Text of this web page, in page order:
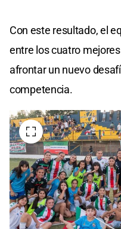
Con este resultado, el
entre los cuatro
afrontar un nuevo
competencia.